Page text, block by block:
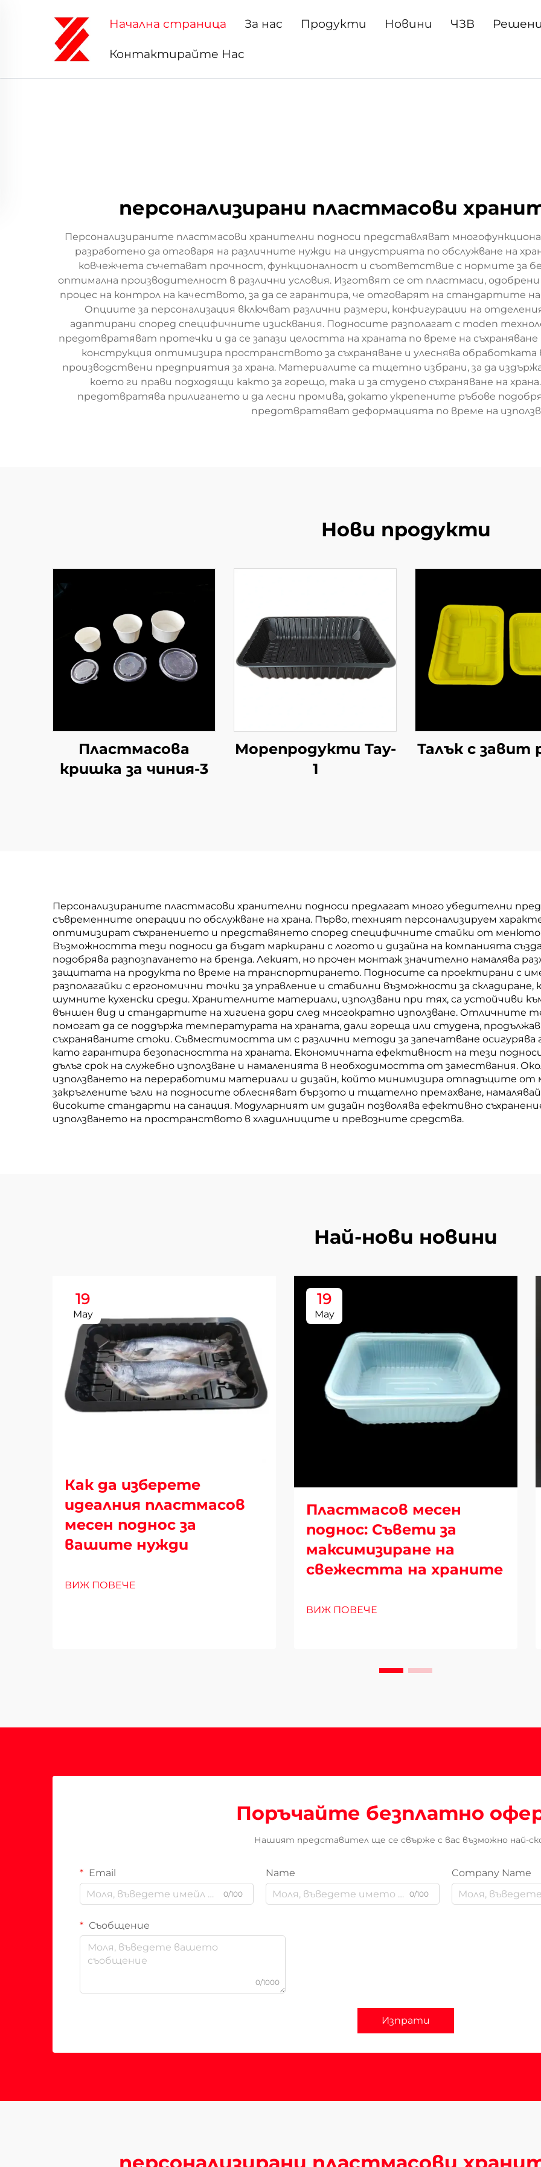
Начална страница За нас Продукти Новини ЧЗВ
Контактирайте Нас
персонализирани пластмасови
Персонализираните пластмасови хранителни подноси представляват
разработено да отговаря на различните нужди на индустрията по обслужване на
ковчежчета съчетават прочност, функционалност и съответствие с нормите за
оптимална производителност в различни условия. Изготвят се от пластмаси,
процес на контрол на качеството, за да се гарантира, че отговарят на стандартите
Опциите за персонализация включват различни размери, конфигурации на
адаптирани според специфичните изисквания. Подносите разполагат с moden
предотвратяват протечки и да се запази целостта на храната по време на
конструкция оптимизира пространството за съхраняване и улеснява обработката
производствени предприятия за храна. Материалите са тщетно избрани, за да
което ги прави подходящи както за горещо, така и за студено съхраняване на
предотвратява прилигането и да лесни промива, докато укрепените ръбове
предотвратяват деформацията по време на
Нови продукти
Пластмасова
кришка за чиния-3
Морепродукти Tay-
1
Талък с завит
Персонализираните пластмасови хранителни подноси предлагат много убедителни
съвременните операции по обслужване на храна. Първо, техният персонализируем
оптимизират съхранението и представянето според специфичните стайки от
Възможността тези подноси да бъдат маркирани с логото и дизайна на компанията
подобрява разпозnavането на брендa. Лекият, но прочен монтаж значително намалява
защитата на продукта по време на транспортирането. Подносите са проектирани с
разполагайки с ергономични точки за управление и стабилни възможности за
шумните кухенски среди. Хранителните материали, използвани при тях, са устойчиви
външен вид и стандартите на хигиена дори след многократно използване. Отличните
помогат да се поддържа температурата на храната, дали гореща или студена,
съхраняваните стоки. Съвместимостта им с различни методи за запечатване осигурява
като гарантира безопасността на храната. Економичната ефективност на тези
дълъг срок на служебно използване и намаленията в необходимостта от замествания.
използването на переработими материали и дизайн, който минимизира отпадъците от
закръглените ъгли на подносите облесняват бързото и тщателно премахване,
високите стандарти на санация. Модуларният им дизайн позволява ефективно
използването на пространството в хладилниците и превозните средства.
Най-нови новини
19
May
Как да изберете
идеалния пластмасов
месен поднос за
вашите нужди
ВИЖ ПОВЕЧЕ
19
May
Пластмасов месен
поднос: Съвети за
максимизиране на
свежестта на храните
ВИЖ ПОВЕЧЕ
Поръчайте безплатно
Нашият представител ще се свърже с вас възможно най-
Email
0/100
Name
0/100
Company Name
Съобщение
0/1000
Изпрати